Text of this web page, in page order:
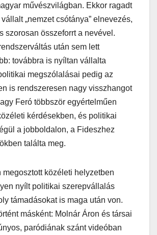
művészvilágban. Ekkor ragadt
„nemzet csótánya” elnevezés,
szorosan összeforrt a nevével.
után sem lett
továbbra is nyíltan vállalta
megszólalásai pedig az
is rendszeresen nagy visszhangot
Feró többször egyértelműen
kérdésekben, és politikai
a jobboldalon, a Fideszhez
találta meg.
megosztott közéleti helyzetben
nyílt politikai szerepvállalás
támadásokat is maga után von.
másként: Molnár Áron és társai
paródiának szánt videóban